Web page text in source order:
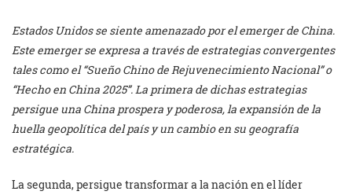
Estados Unidos se siente amenazado por el emerger de China.
Este emerger se expresa a través de estrategias convergentes
tales como el “Sueño Chino de Rejuvenecimiento Nacional” o
“Hecho en China 2025”. La primera de dichas estrategias
persigue una China prospera y poderosa, la expansión de la
huella geopolítica del país y un cambio en su geografía
estratégica.
La segunda, persigue transformar a la nación en el líder